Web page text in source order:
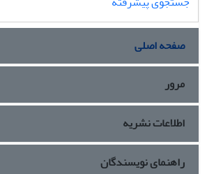
صفحه اصلی
مرور
اطلاعات نشریه
راهنمای نویسندگان